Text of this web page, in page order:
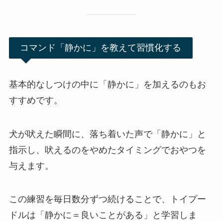
コマンド「静かに」を教えて習慣化する
基本的なしつけの中に「静かに」を加えるのもお
すすめです。
犬が吠えた瞬間に、落ち着いた声で「静かに」と
指示し、吠えるのをやめたタイミングでおやつを
与えます。
この練習を毎日数分ずつ続けることで、トイプー
ドルは「静かに＝良いことがある」と学習しま